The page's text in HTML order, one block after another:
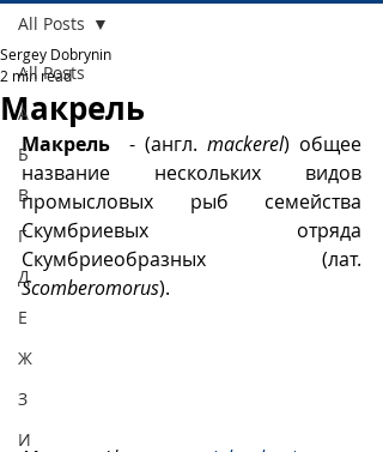
All Posts
А
Б
В
Г
Д
Е
Ж
З
И
All Posts
Макрель
Sergey Dobrynin
2 min read
Макрель - (англ. mackerel) общее
название нескольких видов
промысловых рыб семейства
Скумбриевых отряда
Scomberomorus).